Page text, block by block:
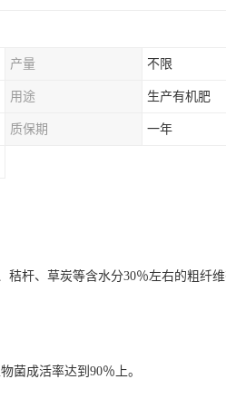
产量 不限
用途 生产有机肥
质保期 一年
杆、草炭等含水分30％左右的粗纤
菌成活率达到90％上。